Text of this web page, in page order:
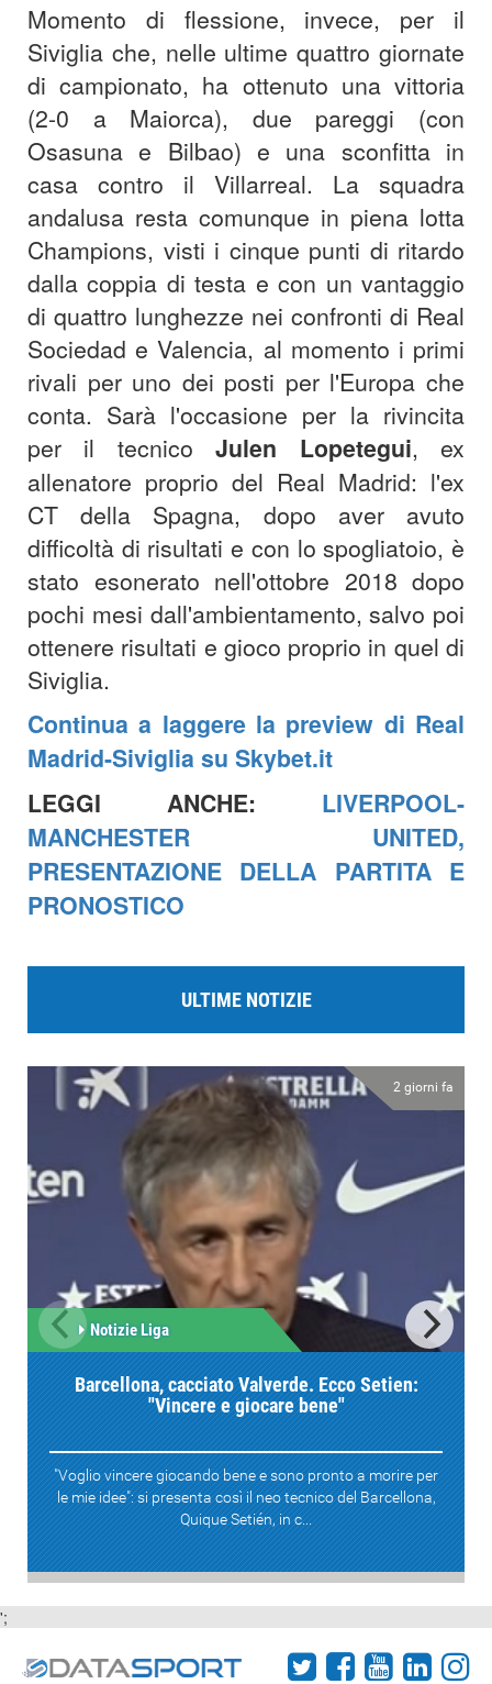
Momento di flessione, invece, per il
Siviglia che, nelle ultime quattro giornate
di campionato, ha ottenuto una vittoria
(2-0 a Maiorca), due pareggi (con
Osasuna e Bilbao) e una sconfitta in
casa contro il Villarreal. La squadra
andalusa resta comunque in piena lotta
Champions, visti i cinque punti di ritardo
dalla coppia di testa e con un vantaggio
di quattro lunghezze nei confronti di Real
Sociedad e Valencia, al momento i primi
rivali per uno dei posti per l'Europa che
conta. Sarà l'occasione per la rivincita
per il tecnicoJulen Lopetegui, ex
allenatore proprio del Real Madrid: l'ex
CT della Spagna, dopo aver avuto
difficoltà di risultati e con lo spogliatoio, è
stato esonerato nell'ottobre 2018 dopo
pochi mesi dall'ambientamento, salvo poi
ottenere risultati e gioco proprio in quel di
Siviglia.
Continua a laggere la preview di Real
Madrid-Siviglia su Skybet.it
LEGGI ANCHE: LIVERPOOL-
MANCHESTER UNITED,
PRESENTAZIONE DELLA PARTITA E
PRONOSTICO
ULTIME NOTIZIE
2 giorni fa
Notizie Liga
Barcellona, cacciato Valverde. Ecco Setien:
"Vincere e giocare bene"
"Voglio vincere giocando bene e sono pronto a morire per
le mie idee": si presenta così il neo tecnico del Barcellona,
Quique Setién, in c...
';